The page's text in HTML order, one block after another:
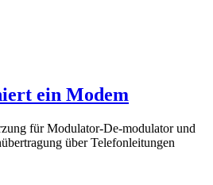
ein Modem
für Modulator-De-modulator und
über Telefonleitungen